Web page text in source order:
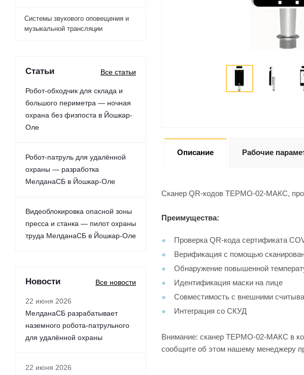
Описание Рабочие
Сканер QR-кодов ТЕРМО-02-МАКС,
Преимущества:
Проверка QR-кода сертификата
Верификация с помощью
Обнаружение повышенной
Идентификация маски на лице
Совместимость с внешними
Интеграция со СКУД
Внимание: сканер ТЕРМО-02-МАКС в
сообщите об этом нашему менеджеру
Системы звукового оповещения и
музыкальной трансляции
Статьи Все статьи
Робот-обходчик для склада и
большого периметра — ночная
охрана без физпоста в Йошкар-
Оле
Робот-патруль для удалённой
охраны — разработка
МелданаСБ в Йошкар-Оле
Видеоблокировка опасной зоны
пресса и станка — пилот охраны
труда МелданаСБ в Йошкар-Оле
Новости Все новости
22 июня 2026
МелданаСБ разрабатывает
наземного робота-патрульного
для удалённой охраны
22 июня 2026